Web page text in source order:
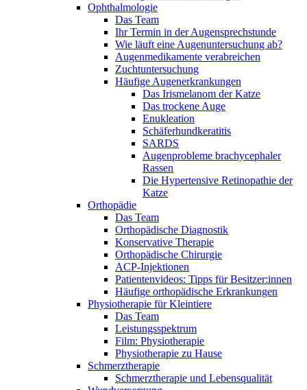
Ophthalmologie
Das Team
Ihr Termin in der Augensprechstunde
Wie läuft eine Augenuntersuchung ab?
Augenmedikamente verabreichen
Zuchtuntersuchung
Häufige Augenerkrankungen
Das Irismelanom der Katze
Das trockene Auge
Enukleation
Schäferhundkeratitis
SARDS
Augenprobleme brachycephaler
Rassen
Die Hypertensive Retinopathie der
Katze
Orthopädie
Das Team
Orthopädische Diagnostik
Konservative Therapie
Orthopädische Chirurgie
ACP-Injektionen
Patientenvideos: Tipps für Besitzer:innen
Häufige orthopädische Erkrankungen
Physiotherapie für Kleintiere
Das Team
Leistungsspektrum
Film: Physiotherapie
Physiotherapie zu Hause
Schmerztherapie
Schmerztherapie und Lebensqualität